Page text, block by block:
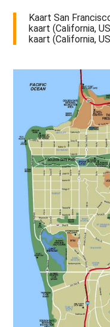
Kaart San
kaart (California,
kaart (California,